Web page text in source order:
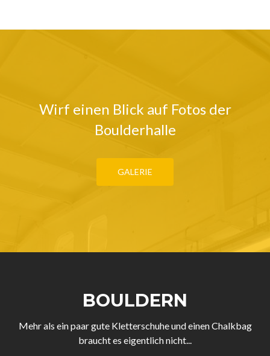
Wirf einen Blick auf Fotos der
Boulderhalle
GALERIE
BOULDERN
Mehr als ein paar gute Kletterschuhe und einen Chalkbag
braucht es eigentlich nicht...